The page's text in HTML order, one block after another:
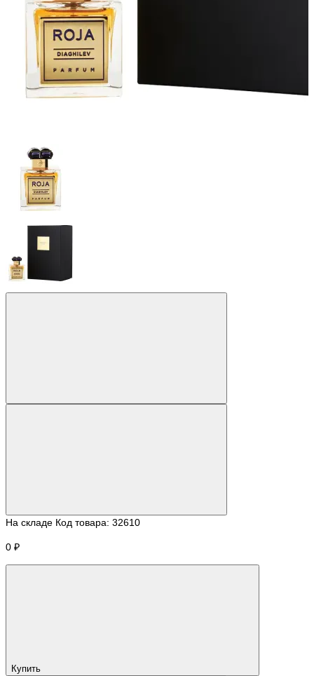
На складе Код товара: 32610
0 ₽
Купить